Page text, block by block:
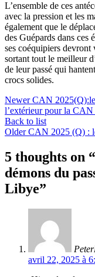
L’ensemble de ces
avec la pression et les
également que le
des Guépards dans
ses coéquipiers
sortant tout le meilleur
de leur passé qui
crocs solides.
Newer CAN
l’extérieur pour la
Back to list
Older CAN 2025 (Q) :
5 thoughts on “
démons du
Libye”
avril 22, 2025 à